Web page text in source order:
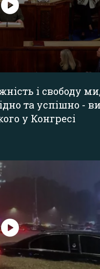
і свободу
та успішно -
у Конгресі